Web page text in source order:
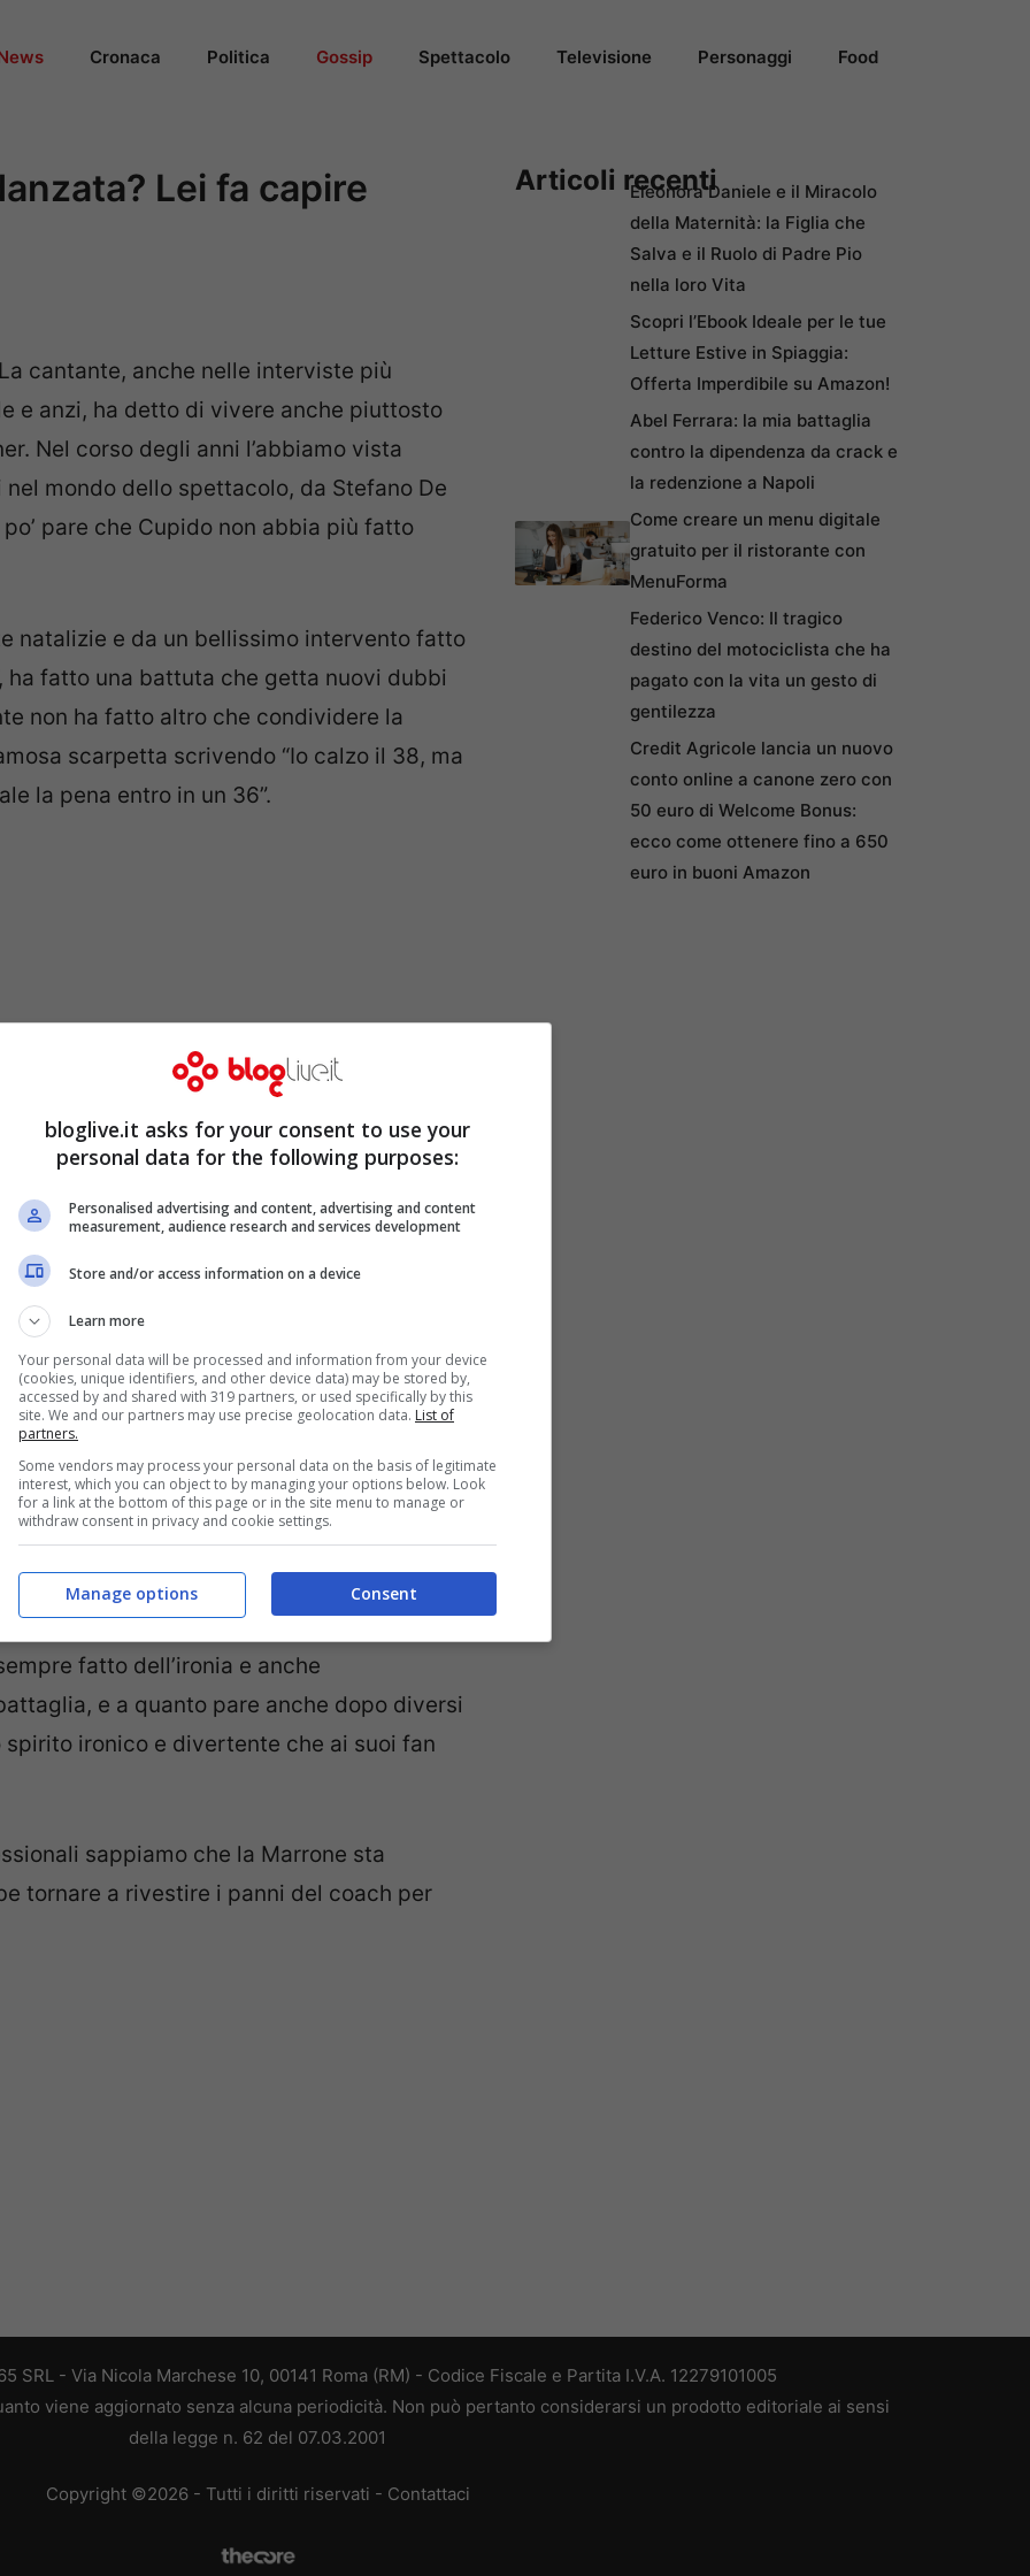
Cronaca Politica Gossip Spettacolo Televisione Personaggi Food
Lei fa capire
cantante, anche nelle interviste più
e anzi, ha detto di vivere anche piuttosto
Nel corso degli anni l’abbiamo vista
mondo dello spettacolo, da Stefano De
pare che Cupido non abbia più fatto
natalizie e da un bellissimo intervento fatto
ha fatto una battuta che getta nuovi dubbi
non ha fatto altro che condividere la
scarpetta scrivendo “Io calzo il 38, ma
la pena entro in un 36”.
come una sorta di chiamata alle armi che
mentre altri sono convinti del fatto che
post di Emma sia stato quindi un
fatto dell’ironia e anche
e a quanto pare anche dopo diversi
ironico e divertente che ai suoi fan
sappiamo che la Marrone sta
tornare a rivestire i panni del coach per
Articoli recentiEleonora Daniele e il Miracolo
della Maternità: la Figlia che
Salva e il Ruolo di Padre Pio
nella loro Vita
Scopri l’Ebook Ideale per le tue
Letture Estive in Spiaggia:
Offerta Imperdibile su Amazon!
Abel Ferrara: la mia battaglia
contro la dipendenza da crack e
la redenzione a Napoli
Come creare un menu digitale
gratuito per il ristorante con
MenuForma
Federico Venco: Il tragico
destino del motociclista che ha
pagato con la vita un gesto di
gentilezza
Credit Agricole lancia un nuovo
conto online a canone zero con
50 euro di Welcome Bonus:
ecco come ottenere fino a 650
euro in buoni Amazon
SRL - Via Nicola Marchese 10, 00141 Roma (RM) - Codice Fiscale e Partita I.V.A. 12279101005
viene aggiornato senza alcuna periodicità. Non può pertanto considerarsi un prodotto editoriale ai sensi
della legge n. 62 del 07.03.2001
Copyright ©2026 - Tutti i diritti riservati - Contattaci
bloglive.it asks for your consent to use your
personal data for the following purposes:
Personalised advertising and content, advertising and content
measurement, audience research and services development
Store and/or access information on a device
Learn more
Your personal data will be processed and information from your device
(cookies, unique identifiers, and other device data) may be stored by,
accessed by and shared with 319 partners, or used specifically by this
site. We and our partners may use precise geolocation data. List of
partners.
Some vendors may process your personal data on the basis of legitimate
interest, which you can object to by managing your options below. Look
for a link at the bottom of this page or in the site menu to manage or
withdraw consent in privacy and cookie settings.
Consent
Manage options